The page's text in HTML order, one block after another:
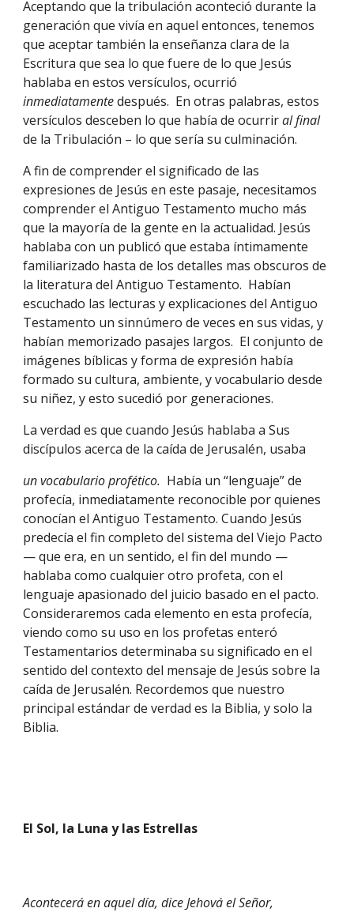
Aceptando que la tribulación aconteció durante la
generación que vivía en aquel entonces, tenemos
que aceptar también la enseñanza clara de la
Escritura que sea lo que fuere de lo que Jesús
inmediatamente después.  En otras palabras, estos
versículos desceben lo que había de ocurrir
al final
de la Tribulación – lo que sería su culminación.
A fin de comprender el significado de las
expresiones de Jesús en este pasaje, necesitamos
comprender el Antiguo Testamento mucho más
que la mayoría de la gente en la actualidad. Jesús
hablaba con un publicó que estaba íntimamente
familiarizado hasta de los detalles mas obscuros de
la literatura del Antiguo Testamento.  Habían
escuchado las lecturas y explicaciones del Antiguo
Testamento un sinnúmero de veces en sus vidas, y
habían memorizado pasajes largos.  El conjunto de
imágenes bíblicas y forma de expresión había
formado su cultura, ambiente, y vocabulario desde
su niñez, y esto sucedió por generaciones.
La verdad es que cuando Jesús hablaba a Sus
discípulos acerca de la caída de Jerusalén, usaba
un vocabulario profético. Había un “lenguaje” de
profecía, inmediatamente reconocible por quienes
conocían el Antiguo Testamento. Cuando Jesús
predecía el fin completo del sistema del Viejo Pacto
— que era, en un sentido, el fin del mundo —
hablaba como cualquier otro profeta, con el
lenguaje apasionado del juicio basado en el pacto.
Consideraremos cada elemento en esta profecía,
viendo como su uso en los profetas enteró
Testamentarios determinaba su significado en el
sentido del contexto del mensaje de Jesús sobre la
caída de Jerusalén. Recordemos que nuestro
principal estándar de verdad es la Biblia, y solo la
Biblia.
El Sol, la Luna y las Estrellas
Acontecerá en aquel día, dice Jehová el Señor,